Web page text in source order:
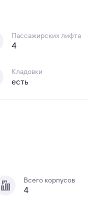
Пассажирских лифта
4
Кладовки
есть
Всего корпусов
4